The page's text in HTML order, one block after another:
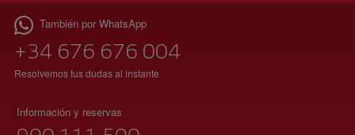
También por WhatsApp
+34 676 676 004
Resolvemos tus dudas al instante
Información y reservas